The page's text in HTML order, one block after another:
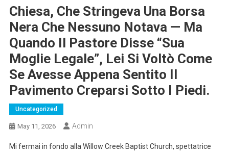
Chiesa, Che Stringeva Una Borsa
Nera Che Nessuno Notava — Ma
Quando Il Pastore Disse “sua
Moglie Legale”, Lei Si Voltò Come
Se Avesse Appena Sentito Il
Pavimento Creparsi Sotto I Piedi.
Uncategorized
May 11, 2026 Admin
Mi fermai in fondo alla Willow Creek Baptist Church, spettatrice